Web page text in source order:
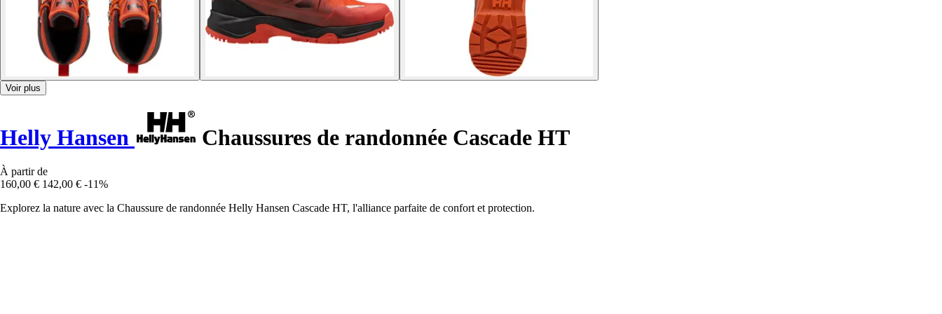
Voir plus
Helly Hansen Chaussures de randonnée Cascade HT
À partir de
160,00 € 142,00 € -11%
Explorez la nature avec la Chaussure de randonnée Helly Hansen Cascade HT, l'alliance parfaite de confort et protection.